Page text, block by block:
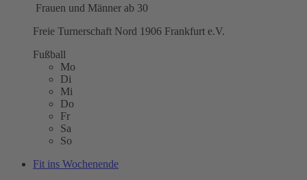
Frauen und Männer ab 30
Freie Turnerschaft Nord 1906 Frankfurt e.V.
Fußball
Mo
Di
Mi
Do
Fr
Sa
So
Fit ins Wochenende